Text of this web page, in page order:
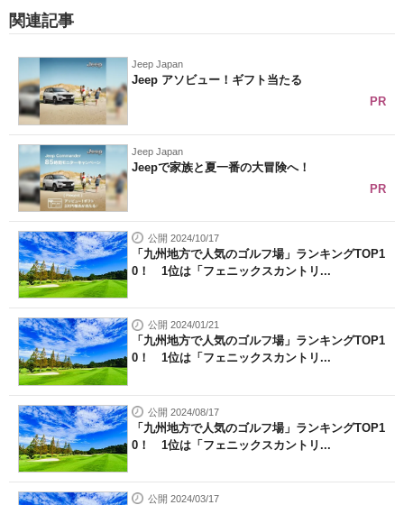
関連記事
Jeep Japan
Jeep アソビュー！ギフト当たる
PR
Jeep Japan
Jeepで家族と夏一番の大冒険へ！
PR
公開 2024/10/17
「九州地方で人気のゴルフ場」ランキングTOP1
0！ 1位は「フェニックスカントリ...
公開 2024/01/21
「九州地方で人気のゴルフ場」ランキングTOP1
0！ 1位は「フェニックスカントリ...
公開 2024/08/17
「九州地方で人気のゴルフ場」ランキングTOP1
0！ 1位は「フェニックスカントリ...
公開 2024/03/17